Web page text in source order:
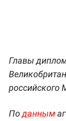
Главы
российского
Поданным